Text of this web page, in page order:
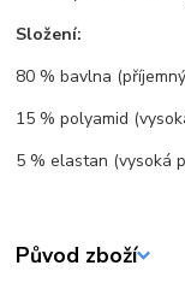
Složení:
80 % bavlna
15 % polyamid
5 % elastan (vysoká
Původ zboží